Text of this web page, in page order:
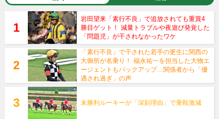
岩田望来「素行不良」で追放されても重賞4
勝目ゲット！ 減量トラブルや夜遊び発覚した
「問題児」が干されなかったワケ
「素行不良」で干された若手の更生に関西の
大御所が名乗り！ 福永祐一を担当した大物エ
ージェントもバックアップ…関係者から「優
遇され過ぎ」の声
未勝利ルーキーが「深刻理由」で乗鞍激減